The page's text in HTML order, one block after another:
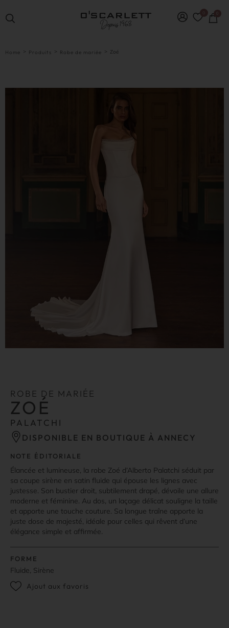
Home > Produits > Robe de mariée > Zoé
ROBE DE MARIÉE
ZOÉ
PALATCHI
DISPONIBLE EN BOUTIQUE À ANNECY
NOTE ÉDITORIALE
Élancée et lumineuse, la robe Zoé d’Alberto Palatchi séduit par
sa coupe sirène en satin fluide qui épouse les lignes avec
justesse. Son bustier droit, subtilement drapé, dévoile une allure
moderne et féminine. Au dos, un laçage délicat souligne la taille
et apporte une touche couture. Sa longue traîne apporte la
juste dose de majesté, idéale pour celles qui rêvent d’une
élégance simple et affirmée.
FORME
Fluide, Sirène
Ajout aux favoris